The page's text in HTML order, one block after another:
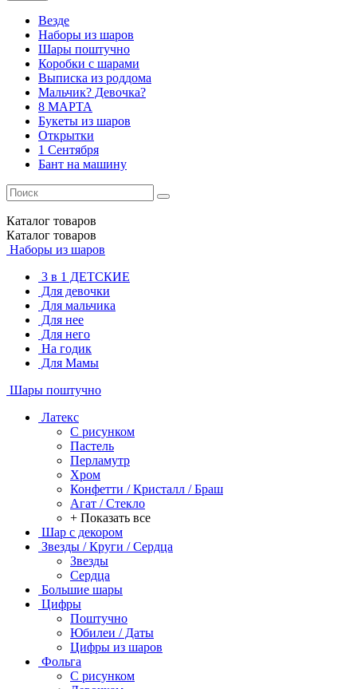
Везде
Наборы из шаров
Шары поштучно
Коробки с шарами
Выписка из роддома
Мальчик? Девочка?
8 МАРТА
Букеты из шаров
Открытки
1 Сентября
Бант на машину
Каталог товаров
Каталог товаров
Наборы из шаров
3 в 1 ДЕТСКИЕ
Для девочки
Для мальчика
Для нее
Для него
На годик
Для Мамы
Шары поштучно
Латекс
С рисунком
Пастель
Перламутр
Хром
Конфетти / Кристалл / Браш
Агат / Стекло
+ Показать все
Шар с декором
Звезды / Круги / Сердца
Звезды
Сердца
Большие шары
Цифры
Поштучно
Юбилеи / Даты
Цифры из шаров
Фольга
C рисунком